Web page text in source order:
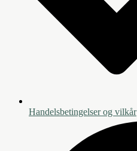
Handelsbetingelser og vilkår